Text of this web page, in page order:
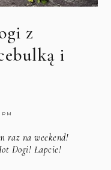
z
i
raz na weekend!
Dogi! Łapcie!